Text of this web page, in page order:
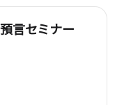
言セミナー